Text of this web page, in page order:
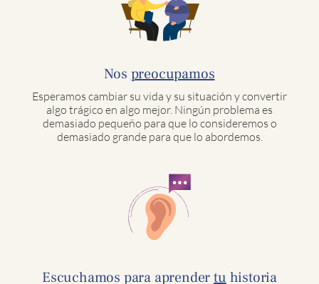
Nos preocupamos
Esperamos cambiar su vida y su situación y convertir
algo trágico en algo mejor. Ningún problema es
demasiado pequeño para que lo consideremos o
demasiado grande para que lo abordemos.
Escuchamos para aprendertu historia